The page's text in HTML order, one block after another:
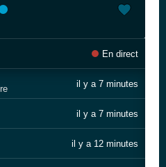
En direct
il y a 7 minutes
il y a 7 minutes
il y a 12 minutes